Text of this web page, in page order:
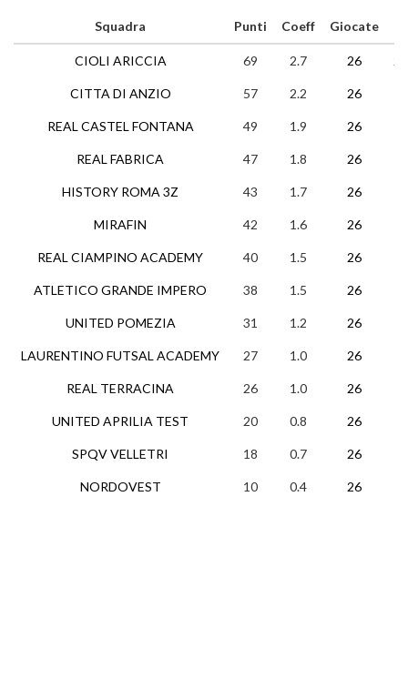
Squadra
CIOLI ARICCIA
CITTA DI ANZIO
REAL CASTEL FONTANA
REAL FABRICA
HISTORY ROMA 3Z
MIRAFIN
REAL CIAMPINO ACADEMY
ATLETICO GRANDE IMPERO
UNITED POMEZIA
LAURENTINO FUTSAL ACADEMY
REAL TERRACINA
UNITED APRILIA TEST
SPQV VELLETRI
NORDOVEST
Punti Coeff Giocate
69 2.7 26
57 2.2 26
49 1.9 26
47 1.8 26
43 1.7 26
42 1.6 26
40 1.5 26
38 1.5 26
31 1.2 26
27 1.0 26
26 1.0 26
20 0.8 26
18 0.7 26
10 0.4 26